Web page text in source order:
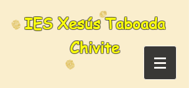
IES Xesús Taboada
Chivite